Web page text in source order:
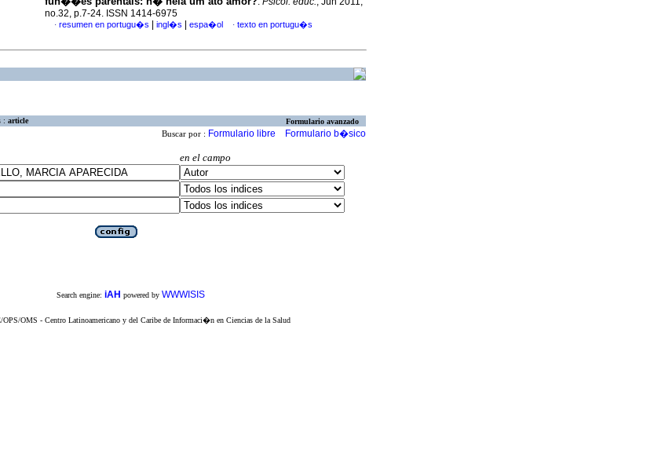
no.32, p.7-24. ISSN 1414-6975
· resumen en portugu�s ingl�s espa�ol · texto en portugu�s
: article Formulario avanzado
Buscar por : Formulario libre Formulario b�sico
en el campo
Search engine: iAH powered by WWWISIS
OMS - Centro Latinoamericano y del Caribe de Informaci�n en Ciencias de la Salud